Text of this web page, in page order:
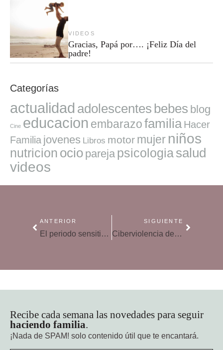
VIDEOS
Gracias, Papá por…. ¡Feliz Día del
padre!
Categorías
actualidad adolescentes bebes blog
Cine educacion embarazofamilia Hacer
Familia jovenes Libros motor mujer niños
nutricion ocio pareja psicologiasalud
videos
ANTERIOR
El periodo sensitivo del amor
SIGUIENTE
Ciberviolencia de género
Recibe cada semana las novedades para seguir
haciendo familia.
¡Nada de SPAM! solo contenido útil que te encantará.